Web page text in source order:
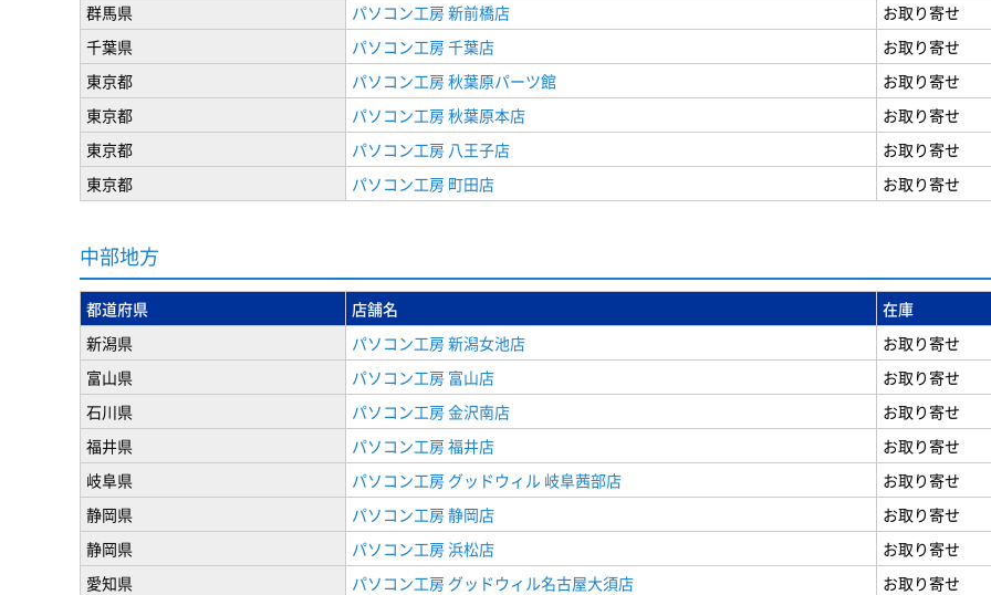
群馬県
パソコン工房 新前橋店
お取り寄せ
千葉県
パソコン工房 千葉店
お取り寄せ
東京都
パソコン工房 秋葉原パーツ館
お取り寄せ
東京都
パソコン工房 秋葉原本店
お取り寄せ
東京都
パソコン工房 八王子店
お取り寄せ
東京都
パソコン工房 町田店 お取り寄せ
中部地方
都道府県 店舗名
在庫
新潟県
パソコン工房 新潟女池店
お取り寄せ
富山県
パソコン工房 富山店
お取り寄せ
石川県
パソコン工房 金沢南店
お取り寄せ
福井県
パソコン工房 福井店
お取り寄せ
岐阜県
パソコン工房 グッドウィル 岐阜茜部店
お取り寄せ
静岡県
パソコン工房 静岡店
お取り寄せ
静岡県
パソコン工房 浜松店
お取り寄せ
愛知県
パソコン工房 グッドウィル名古屋大須店
お取り寄せ